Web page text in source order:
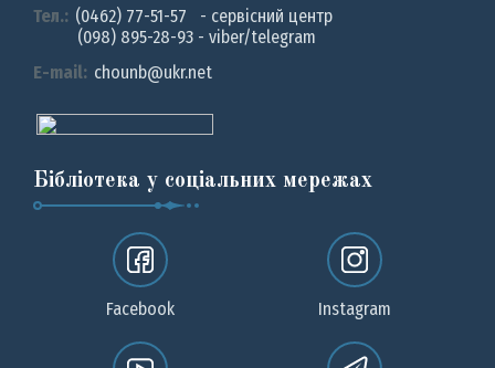
Тел.: (0462) 77-51-57 - сервісний центр
(098) 895-28-93 - viber/telegram
E-mail: chounb@ukr.net
Бібліотека у соціальних мережах
Facebook Instagram